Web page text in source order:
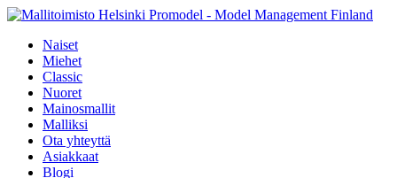
Naiset
Miehet
Classic
Nuoret
Mainosmallit
Malliksi
Ota yhteyttä
Asiakkaat
Blogi